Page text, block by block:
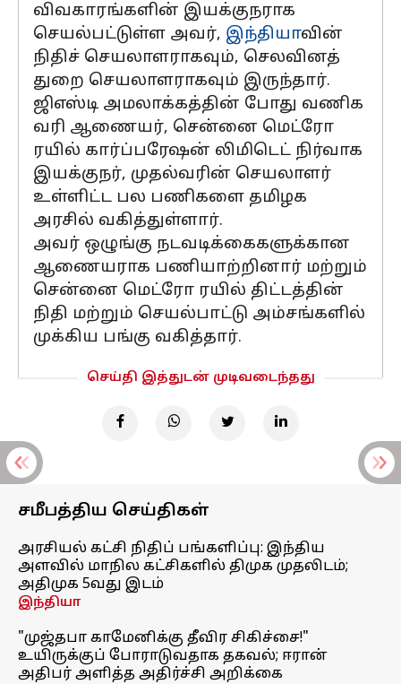
விவகாரங்களின் இயக்குநராக
செயல்பட்டுள்ள அவர், இந்தியாவின்
நிதிச் செயலாளராகவும், செலவினத்
துறை செயலாளராகவும் இருந்தார்.
ஜிஎஸ்டி அமலாக்கத்தின் போது வணிக
வரி ஆணையர், சென்னை மெட்ரோ
ரயில் கார்ப்பரேஷன் லிமிடெட் நிர்வாக
இயக்குநர், முதல்வரின் செயலாளர்
உள்ளிட்ட பல பணிகளை தமிழக
அரசில் வகித்துள்ளார்.
அவர் ஒழுங்கு நடவடிக்கைகளுக்கான
ஆணையராக பணியாற்றினார் மற்றும்
சென்னை மெட்ரோ ரயில் திட்டத்தின்
நிதி மற்றும் செயல்பாட்டு அம்சங்களில்
முக்கிய பங்கு வகித்தார்.
செய்தி இத்துடன் முடிவடைந்தது
சமீபத்திய செய்திகள்
அரசியல் கட்சி நிதிப் பங்களிப்பு: இந்திய
அளவில் மாநில கட்சிகளில் திமுக முதலிடம்;
அதிமுக 5வது இடம்
இந்தியா
"முஜ்தபா காமேனிக்கு தீவிர சிகிச்சை!"
உயிருக்குப் போராடுவதாக தகவல்; ஈரான்
அதிபர் அளித்த அதிர்ச்சி அறிக்கை